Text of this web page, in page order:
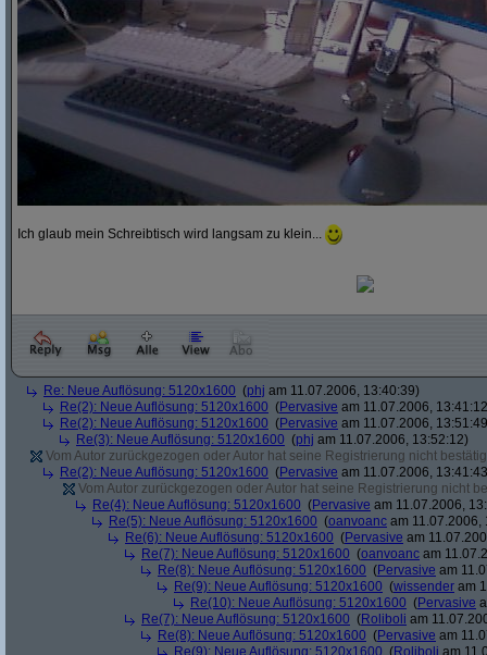
Ich glaub mein Schreibtisch wird langsam zu klein...
Re: Neue Auflösung: 5120x1600 (phj am 11.07.2006, 13:40:39)
Re(2): Neue Auflösung: 5120x1600 (Pervasive am 11.07.2006,
Re(2): Neue Auflösung: 5120x1600 (Pervasive am 11.07.2006,
Re(3): Neue Auflösung: 5120x1600 (phj am 11.07.2006, 13:52:12)
Vom Autor zurückgezogen oder Autor hat seine Registrierung nicht
Re(2): Neue Auflösung: 5120x1600 (Pervasive am 11.07.2006,
Vom Autor zurückgezogen oder Autor hat seine Registrierung nicht
Re(4): Neue Auflösung: 5120x1600 (Pervasive am 11.07.2006,
Re(5): Neue Auflösung: 5120x1600 (oanvoanc am 11.07.2006,
Re(6): Neue Auflösung: 5120x1600 (Pervasive am
Re(7): Neue Auflösung: 5120x1600 (oanvoanc am
Re(8): Neue Auflösung: 5120x1600 (Pervasive am
Re(9): Neue Auflösung: 5120x1600 (wissender am
Re(10): Neue Auflösung: 5120x1600 (Pervasive
Re(7): Neue Auflösung: 5120x1600 (Roliboli am
Re(8): Neue Auflösung: 5120x1600 (Pervasive am
Re(9): Neue Auflösung: 5120x1600 (Roliboli am